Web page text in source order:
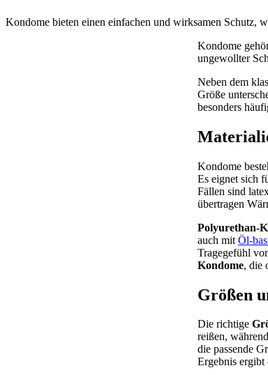
Kondome bieten einen einfachen und wirksamen Schutz,
Kondome
ungewollter
Neben dem
Größe
besonders
Kondome
Es eignet sich
Fällen sind
übertragen
Polyurethan-
auch mit Öl-
Tragegefühl
Kondome, die
Größen
Die richtige
reißen,
die passende
Ergebnis